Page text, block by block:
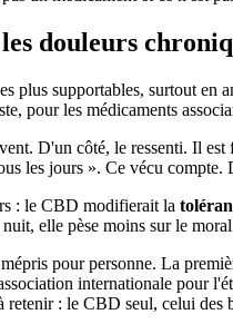
douleurs
plus supportables, surtout
pour les médicaments
D'un côté, le ressenti. Il
les jours ». Ce vécu
: le CBD modifierait la
elle pèse moins sur le
pour personne. La
internationale pour
: le CBD seul, celui des